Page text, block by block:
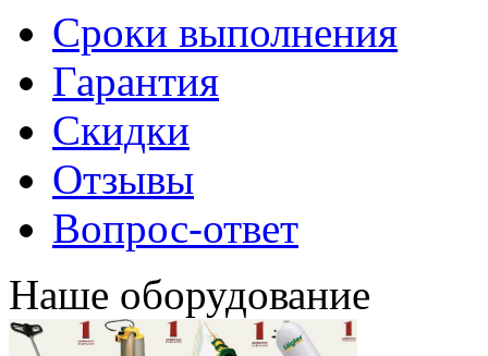
Сроки выполнения
Гарантия
Скидки
Отзывы
Вопрос-ответ
Наше оборудование